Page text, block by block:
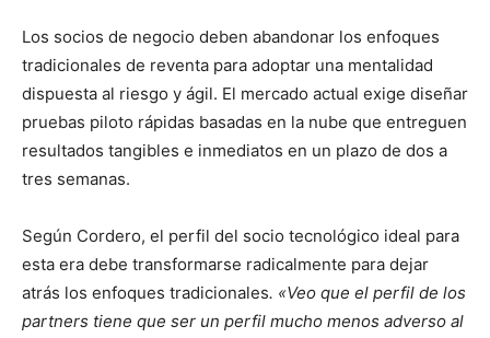
Los socios de negocio deben abandonar los enfoques
tradicionales de reventa para adoptar una mentalidad
dispuesta al riesgo y ágil. El mercado actual exige diseñar
pruebas piloto rápidas basadas en la nube que entreguen
resultados tangibles e inmediatos en un plazo de dos a
tres semanas.
Según Cordero, el perfil del socio tecnológico ideal para
esta era debe transformarse radicalmente para dejar
atrás los enfoques tradicionales. «Veo que el perfil de los
partners tiene que ser un perfil mucho menos adverso al